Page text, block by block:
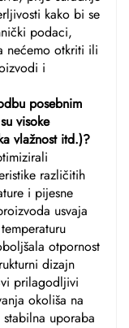
kako bi se
podaci,
nećemo otkriti ili
i
posebnim
visoke
vlažnost itd.)?
različitih
i pijesne
usvaja
otpornost
dizajn
prilagodljivi
okoliša na
uporaba